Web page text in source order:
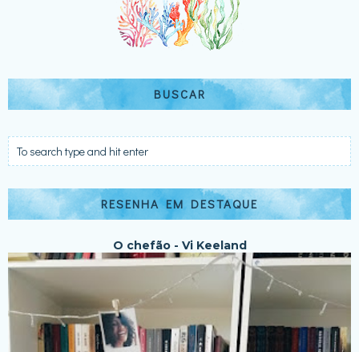
BUSCAR
RESENHA EM DESTAQUE
O chefão - Vi Keeland